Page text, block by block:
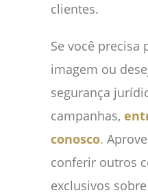
clientes.
Se você precisa
imagem ou
segurança
campanhas,
conosco.
conferir outros
exclusivos